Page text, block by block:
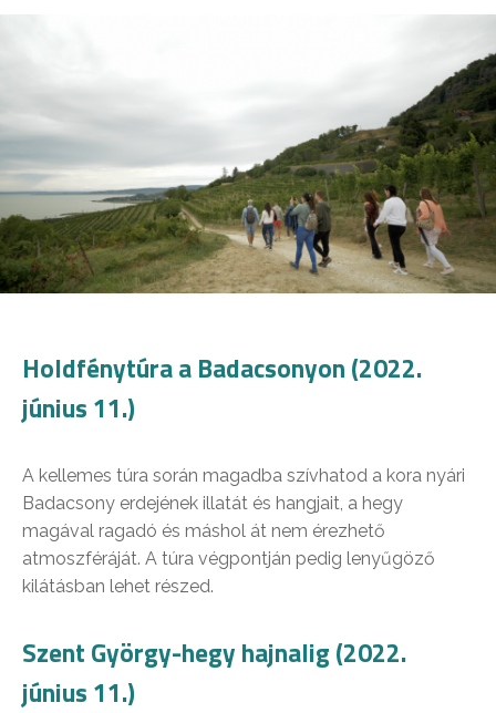
Holdfénytúra a Badacsonyon (2022.
június 11.)
A kellemes túra során magadba szívhatod a kora nyári
Badacsony erdejének illatát és hangjait, a hegy
magával ragadó és máshol át nem érezhető
atmoszféráját. A túra végpontján pedig lenyűgöző
kilátásban lehet részed.
Szent György-hegy hajnalig (2022.
június 11.)